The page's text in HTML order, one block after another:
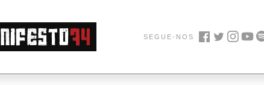
SEGUE-NOS Facebook
Twitter